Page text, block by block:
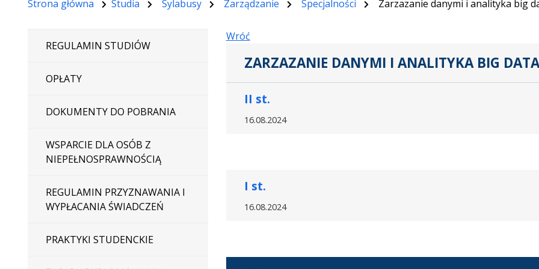
Strona główna Studia Sylabusy Zarządzanie Specjalności Zarzazanie danymi i analityka big
REGULAMIN STUDIÓW
OPŁATY
DOKUMENTY DO POBRANIA
WSPARCIE DLA OSÓB Z
NIEPEŁNOSPRAWNOŚCIĄ
REGULAMIN PRZYZNAWANIA I
WYPŁACANIA ŚWIADCZEŃ
PRAKTYKI STUDENCKIE
Wróć
ZARZAZANIE DANYMI I ANALITYKA BIG DATA
II st.
16.08.2024
I st.
16.08.2024